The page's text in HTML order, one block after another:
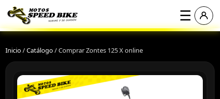
☰
Inicio/Catálogo/Comprar Zontes 125 X online